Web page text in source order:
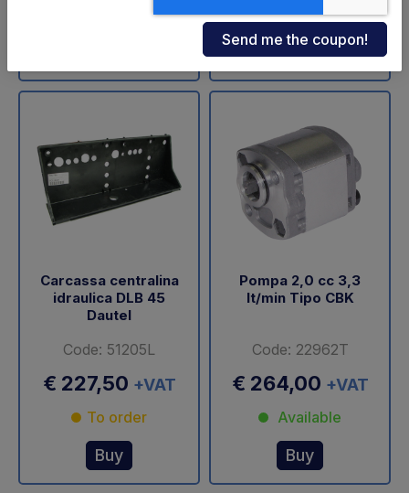
Available
Carcassa centralina
idraulica DLB 45
Dautel
Code: 51205L
€ 227,50 +VAT
To order
Buy
Pompa 2,0 cc 3,3
lt/min Tipo CBK
Code: 22962T
€ 264,00 +VAT
Available
Buy